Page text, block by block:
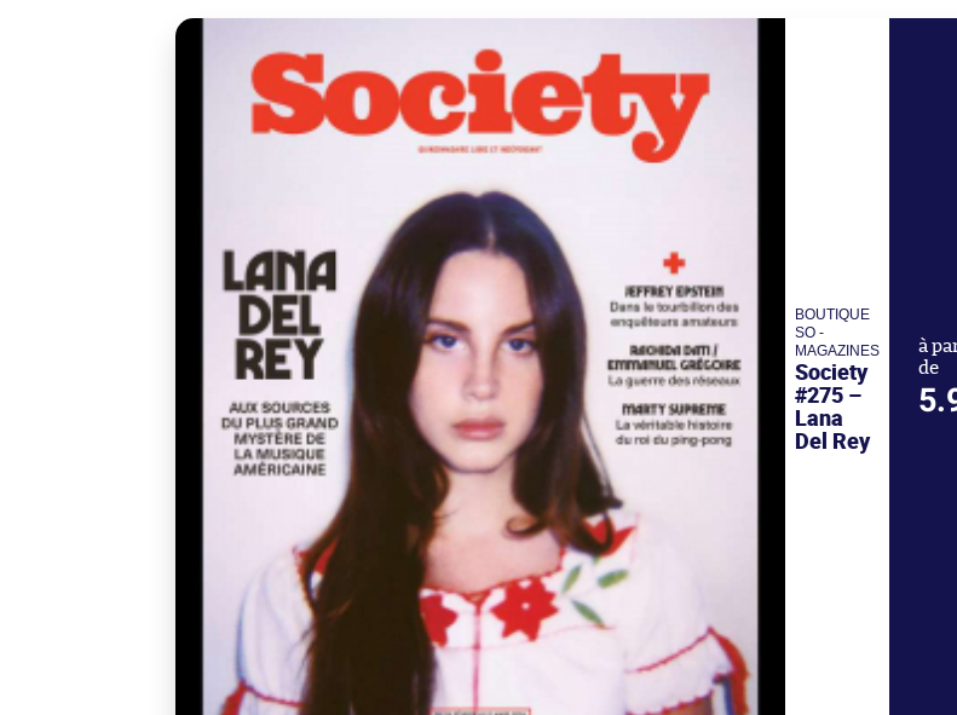
BOUTIQUE
SO -
MAGAZINES
Society
#275 –
Lana
Del Rey
à
de